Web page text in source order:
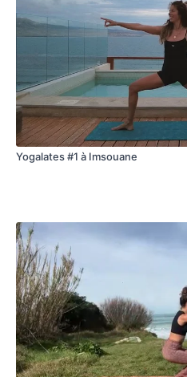
Yogalates #1 à Imsouane